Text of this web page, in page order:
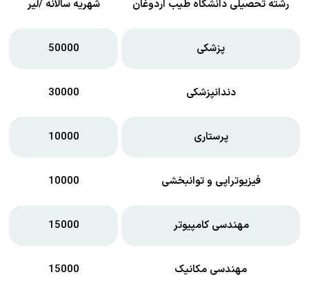
رشته تحصیلی دانشگاه طیب اردوغان شهریه سالانه /لیر
پزشکی 50000
دندانپزشکی 30000
پرستاری 10000
فیزیوتراپی و توانبخشی 10000
مهندسی کامپیوتر 15000
مهندسی مکانیک 15000